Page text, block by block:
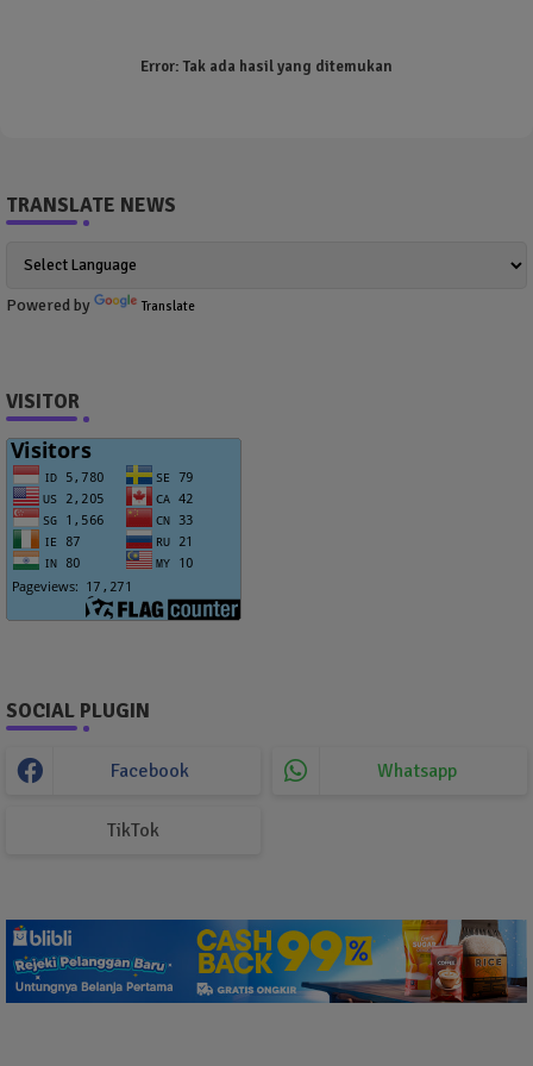
Error:Tak ada hasil yang ditemukan
TRANSLATE NEWS
Powered by Translate
VISITOR
SOCIAL PLUGIN
Facebook Whatsapp
TikTok